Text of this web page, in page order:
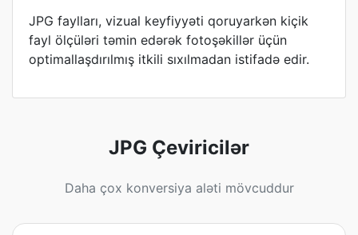
JPG faylları, vizual keyfiyyəti qoruyarkən kiçik
fayl ölçüləri təmin edərək fotoşəkillər üçün
optimallaşdırılmış itkili sıxılmadan istifadə edir.
JPG Çeviricilər
Daha çox konversiya aləti mövcuddur